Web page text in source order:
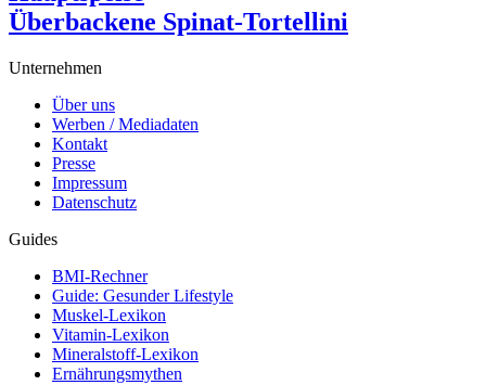
Überbackene Spinat-Tortellini
Unternehmen
Über uns
Werben / Mediadaten
Kontakt
Presse
Impressum
Datenschutz
Guides
BMI-Rechner
Guide: Gesunder Lifestyle
Muskel-Lexikon
Vitamin-Lexikon
Mineralstoff-Lexikon
Ernährungsmythen